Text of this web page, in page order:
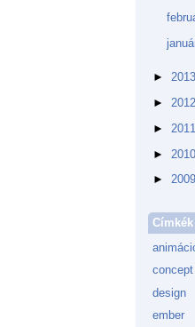
► 2013
► 2012
► 2011
► 2010
► 2009
Címkék
design
ember